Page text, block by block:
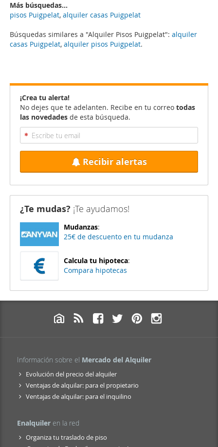
Búsquedas similares a "Alquiler Pisos Puigpelat": alquiler
casas Puigpelat, alquiler pisos Puigpelat.
Más búsquedas...
pisos Puigpelat, alquiler casas Puigpelat
¡Crea tu alerta!
No dejes que te adelanten. Recibe en tu correo todas
las novedades de esta búsqueda.
Recibir alertas
¿Te mudas? ¡Te ayudamos!
Mudanzas:
25€ de descuento en tu mudanza
Calcula tu hipoteca:
Compara hipotecas
Información sobre el Mercado del Alquiler
Evolución del precio del alquiler
Ventajas de alquilar: para el propietario
Ventajas de alquilar: para el inquilino
Enalquiler en la red
Organiza tu traslado de piso